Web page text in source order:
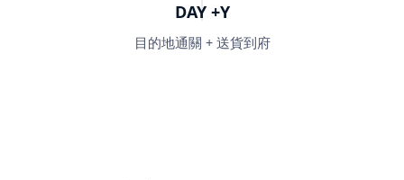
DAY +Y
目的地通關 + 送貨到府